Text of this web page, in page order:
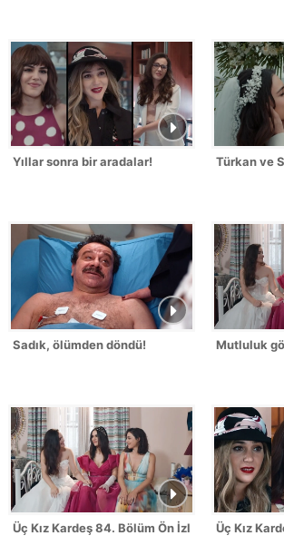
Yıllar sonra bir aradalar! Türkan ve
Sadık, ölümden döndü! Mutluluk
Üç Kız Kardeş 84. Bölüm Ön İzleme - FİNAL
Üç Kız